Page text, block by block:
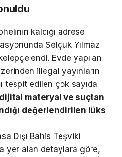
kaldığı adrese
Selçuk Yılmaz
Evde yapılan
illegal yayınların
tespit edilen çok sayıda
materyal ve suçtan
değerlendirilen lüks
Dışı Bahis Teşviki
yer alan detaylara göre,